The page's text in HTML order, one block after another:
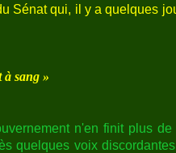
Sénat qui, il y a quelques
à sang »
n'en finit plus
quelques voix